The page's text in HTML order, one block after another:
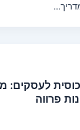
לעסקים:
פרווה